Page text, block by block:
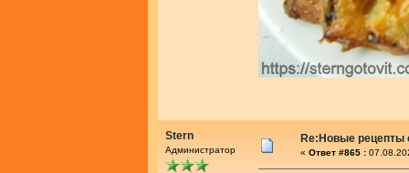
Stern
Администратор
Re:Новые рецепты
« Ответ #865 :